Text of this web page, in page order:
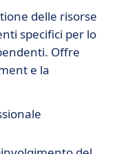
delle risorse
specifici per lo
Offre
e la